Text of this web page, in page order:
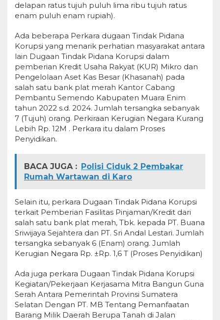
delapan ratus tujuh puluh lima ribu tujuh ratus
enam puluh enam rupiah).
Ada beberapa Perkara dugaan Tindak Pidana
Korupsi yang menarik perhatian masyarakat antara
lain Dugaan Tindak Pidana Korupsi dalam
pemberian Kredit Usaha Rakyat (KUR) Mikro dan
Pengelolaan Aset Kas Besar (Khasanah) pada
salah satu bank plat merah Kantor Cabang
Pembantu Semendo Kabupaten Muara Enim
tahun 2022 s.d. 2024. Jumlah tersangka sebanyak
7 (Tujuh) orang. Perkiraan Kerugian Negara Kurang
Lebih Rp. 12M . Perkara itu dalam Proses
Penyidikan.
BACA JUGA : Polisi Ciduk 2 Pembakar
Rumah Wartawan di Karo
Selain itu, perkara Dugaan Tindak Pidana Korupsi
terkait Pemberian Fasilitas Pinjaman/Kredit dari
salah satu bank plat merah, Tbk. kepada PT. Buana
Sriwijaya Sejahtera dan PT. Sri Andal Lestari. Jumlah
tersangka sebanyak 6 (Enam) orang. Jumlah
Kerugian Negara Rp. ±Rp. 1,6 T (Proses Penyidikan)
Ada juga perkara Dugaan Tindak Pidana Korupsi
Kegiatan/Pekerjaan Kerjasama Mitra Bangun Guna
Serah Antara Pemerintah Provinsi Sumatera
Selatan Dengan PT. MB Tentang Pemanfaatan
Barang Milik Daerah Berupa Tanah di Jalan